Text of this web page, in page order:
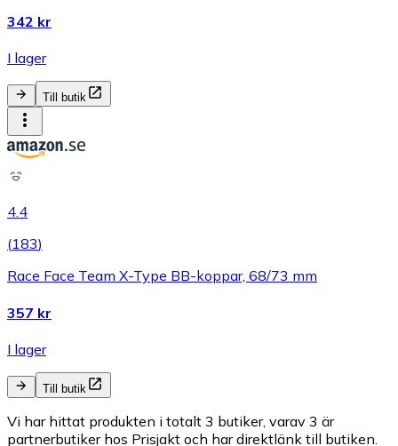
342 kr
I lager
Till butik
4.4
(183)
Race Face Team X-Type BB-koppar, 68/73 mm
357 kr
I lager
Till butik
Vi har hittat produkten i totalt 3 butiker, varav 3 är
partnerbutiker hos Prisjakt och har direktlänk till butiken.